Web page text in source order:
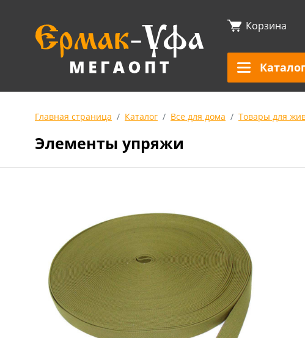
Корзина
Главная страница Каталог Все для дома Товары для
Элементы упряжи